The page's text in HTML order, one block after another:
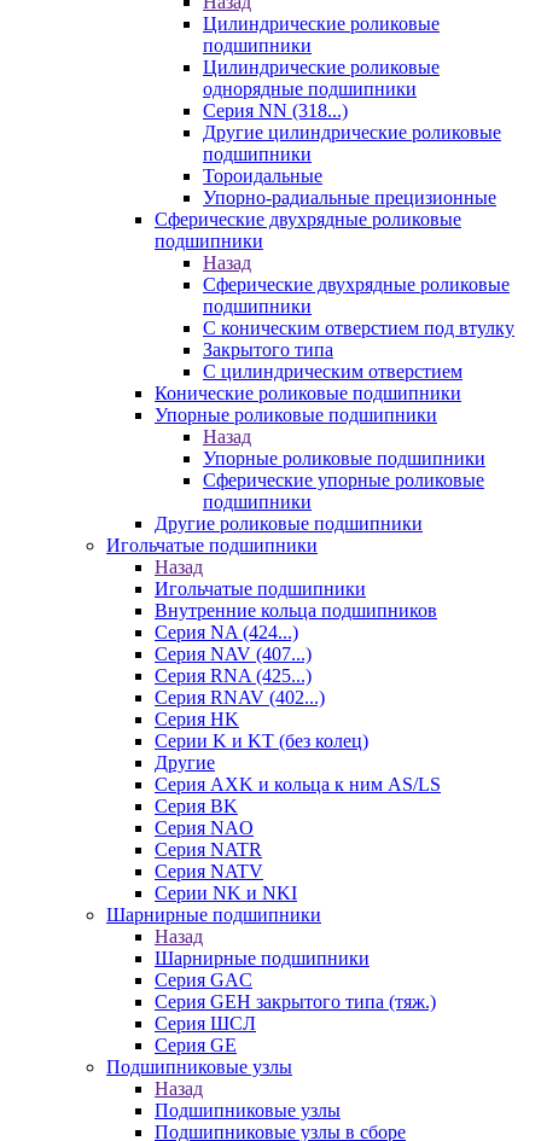
Цилиндрические роликовые
подшипники
Цилиндрические роликовые
однорядные подшипники
Серия NN (318...)
Другие цилиндрические роликовые
подшипники
Тороидальные
Упорно-радиальные прецизионные
Сферические двухрядные роликовые
подшипники
Назад
Сферические двухрядные роликовые
подшипники
С коническим отверстием под втулку
Закрытого типа
С цилиндрическим отверстием
Конические роликовые подшипники
Упорные роликовые подшипники
Назад
Упорные роликовые подшипники
Сферические упорные роликовые
подшипники
Другие роликовые подшипники
Игольчатые подшипники
Назад
Игольчатые подшипники
Внутренние кольца подшипников
Серия NA (424...)
Серия NAV (407...)
Серия RNA (425...)
Серия RNAV (402...)
Серия HK
Серии K и KT (без колец)
Другие
Серия AXK и кольца к ним AS/LS
Серия BK
Серия NAO
Серия NATR
Серия NATV
Серии NK и NKI
Шарнирные подшипники
Назад
Шарнирные подшипники
Серия GAC
Серия GEH закрытого типа (тяж.)
Серия ШСЛ
Серия GE
Подшипниковые узлы
Назад
Подшипниковые узлы
Подшипниковые узлы в сборе